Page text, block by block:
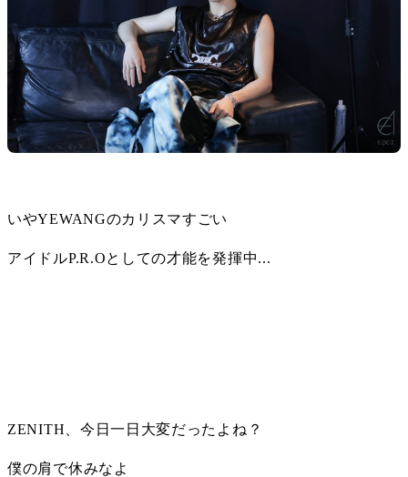
いやYEWANGのカリスマすごい
アイドルP.R.Oとしての才能を発揮中...
ZENITH、今日一日大変だったよね？
僕の肩で休みなよ